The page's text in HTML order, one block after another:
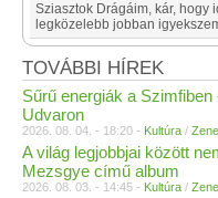
Sziasztok Drágáim, kár, hogy
legközelebb jobban
TOVÁBBI HÍREK
Sűrű energiák a
Udvaron
2026. 08. 04. - 18:20 - Kultúra / Zene
A világ legjobbjai között
Mezsgye című album
2026. 08. 03. - 14:45 - Kultúra / Zene